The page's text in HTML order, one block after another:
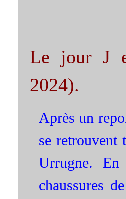
Le jour J
2024).
Après un
se
Urrugne.
chaussures